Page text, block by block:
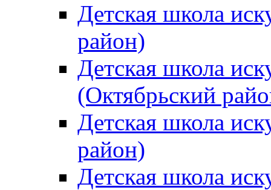
Детская школа
район)
Детская школа
(Октябрьский
Детская школа
район)
Детская школа